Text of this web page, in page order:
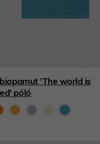
'The world is
póló